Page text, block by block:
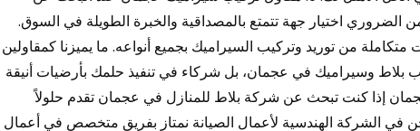
اختيار جهة تتمتع بالمصداقية والخبرة الطويلة في السوق.
من توريد وتركيب السيراميك بجميع أنواعه. ما يميزنا كمقاولين
وسيراميك في عجمان، بل شركاء في تنفيذ حلمك بأرضيات أنيقة
في عجمان إذا كنت تبحث عن شركة بلاط للمنازل في عجمان تقدم حلولاً
في الشركة الهندسية لأعمال الصيانة نمتاز بفريق متخصص في أعمال